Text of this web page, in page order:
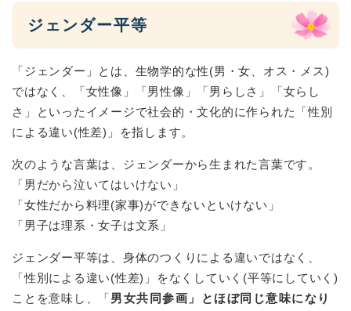
ジェンダー平等
「ジェンダー」とは、生物学的な性(男・女、オス・メス)
ではなく、「女性像」「男性像」「男らしさ」「女らし
さ」といったイメージで社会的・文化的に作られた「性別
による違い(性差)」を指します。
次のような言葉は、ジェンダーから生まれた言葉です。
「男だから泣いてはいけない」
「女性だから料理(家事)ができないといけない」
「男子は理系・女子は文系」
ジェンダー平等は、身体のつくりによる違いではなく、
「性別による違い(性差)」をなくしていく(平等にしていく)
ことを意味し、「男女共同参画」とほぼ同じ意味になり